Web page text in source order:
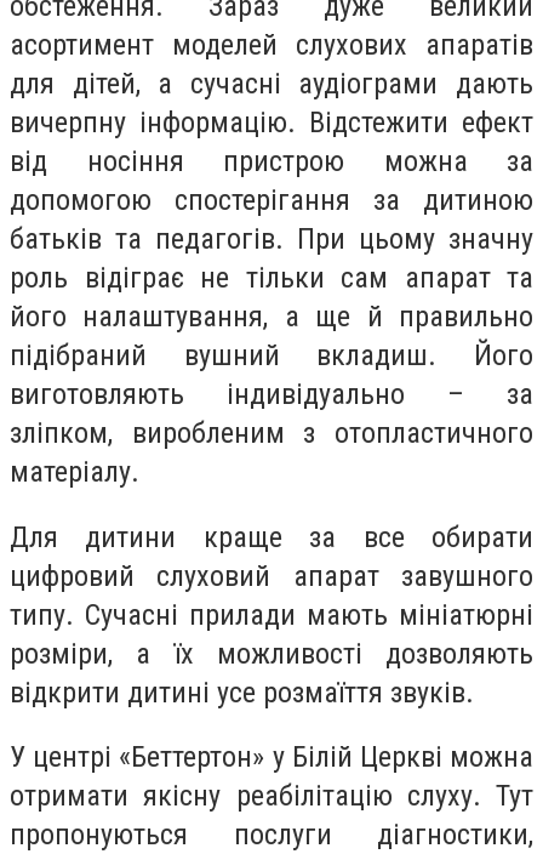
асортимент моделей слухових апаратів
для дітей, а сучасні аудіограми дають
вичерпну інформацію. Відстежити ефект
від носіння пристрою можна за
допомогою спостерігання за дитиною
батьків та педагогів. При цьому значну
роль відіграє не тільки сам апарат та
його налаштування, а ще й правильно
підібраний вушний вкладиш. Його
виготовляють індивідуально – за
зліпком, виробленим з отопластичного
матеріалу.
Для дитини краще за все обирати
цифровий слуховий апарат завушного
типу. Сучасні прилади мають мініатюрні
розміри, а їх можливості дозволяють
відкрити дитині усе розмаїття звуків.
У центрі «Беттертон» у Білій Церкві можна
отримати якісну реабілітацію слуху. Тут
пропонуються послуги діагностики,